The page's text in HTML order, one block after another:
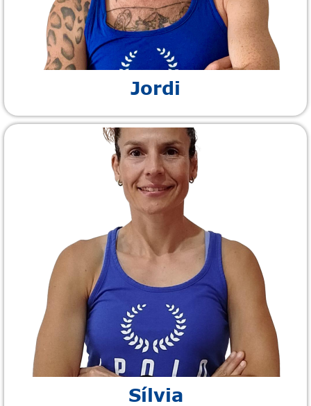
Jordi
Sílvia